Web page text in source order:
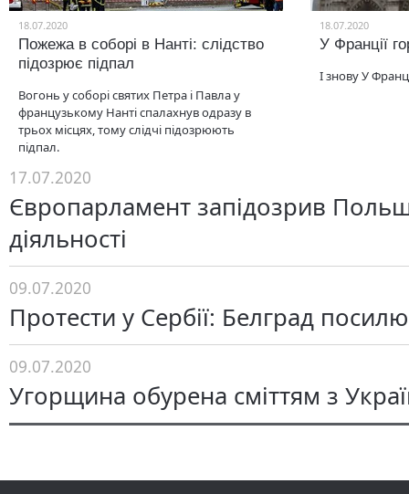
18.07.2020
Пожежа в соборі в Нанті: слідство
підозрює підпал
Вогонь у соборі святих Петра і Павла у
французькому Нанті спалахнув одразу в
трьох місцях, тому слідчі підозрюють
підпал.
18.07.2020
У Франції
І знову У
17.07.2020
Європарламент запідозрив
діяльності
09.07.2020
Протести у Сербії: Белград
09.07.2020
Угорщина обурена сміттям з